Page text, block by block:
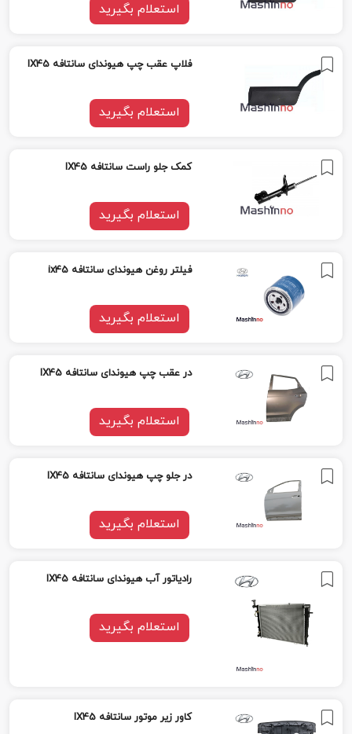
استعلام بگیرید
فلاپ عقب چپ هیوندای سانتافه IX45
استعلام بگیرید
کمک جلو راست سانتافه IX45
استعلام بگیرید
فیلتر روغن هیوندای سانتافه ix45
استعلام بگیرید
در عقب چپ هیوندای سانتافه IX45
استعلام بگیرید
در جلو چپ هیوندای سانتافه IX45
استعلام بگیرید
رادیاتور آب هیوندای سانتافه IX45
استعلام بگیرید
کاور زیر موتور سانتافه IX45